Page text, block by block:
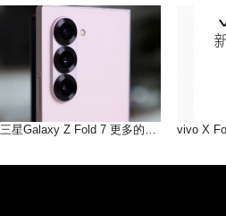
三星Galaxy Z Fold 7 更多的AI即将到来